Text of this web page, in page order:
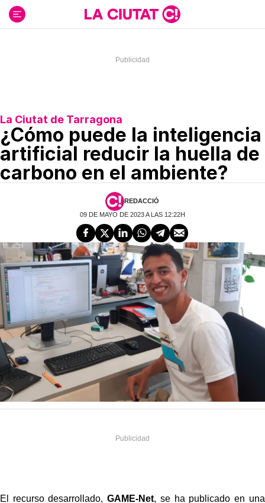
contenido
La Ciutat de Tarragona
¿Cómo puede la inteligencia
artificial reducir la huella de
carbono en el ambiente?
REDACCIÓ
09 DE MAYO DE 2023 A LAS 12:22H
El recurso desarrollado,GAME-Net, se ha publicado en una